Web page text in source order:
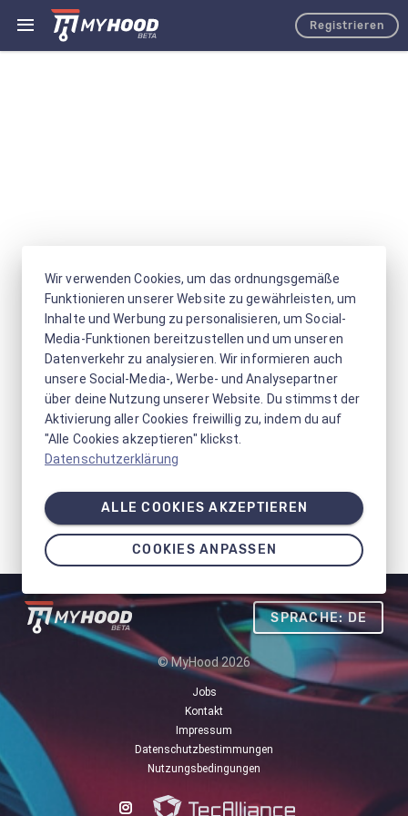
Registrieren
SPRACHE: DE
© MyHood 2026
Jobs
Kontakt
Impressum
Datenschutzbestimmungen
Nutzungsbedingungen
Wir verwenden Cookies, um das ordnungsgemäße
Funktionieren unserer Website zu gewährleisten, um
Inhalte und Werbung zu personalisieren, um Social-
Media-Funktionen bereitzustellen und um unseren
Datenverkehr zu analysieren. Wir informieren auch
unsere Social-Media-, Werbe- und Analysepartner
über deine Nutzung unserer Website. Du stimmst der
Aktivierung aller Cookies freiwillig zu, indem du auf
"Alle Cookies akzeptieren" klickst.
Datenschutzerklärung
ALLE COOKIES AKZEPTIEREN
COOKIES ANPASSEN